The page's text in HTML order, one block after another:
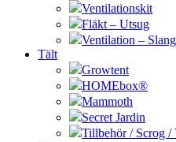
Ventilationskit
Fläkt – Utsug
Ventilation –
Tält
Growtent
HOMEbox®
Mammoth
Secret Jardin
Tillbehör / Scrog /